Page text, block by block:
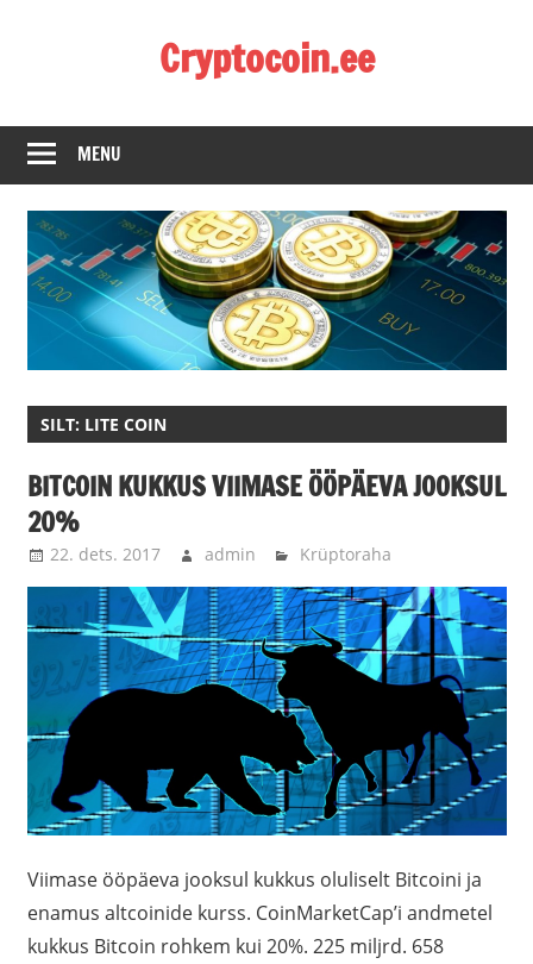
Cryptocoin.ee
mis
puudutab
krüptoraha
MENU
SILT: LITE COIN
BITCOIN KUKKUS VIIMASE ÖÖPÄEVA JOOKSUL
20%
22. dets. 2017 admin Krüptoraha
Viimase ööpäeva jooksul kukkus oluliselt Bitcoini ja
enamus altcoinide kurss. CoinMarketCap’i andmetel
kukkus Bitcoin rohkem kui 20%. 225 miljrd. 658